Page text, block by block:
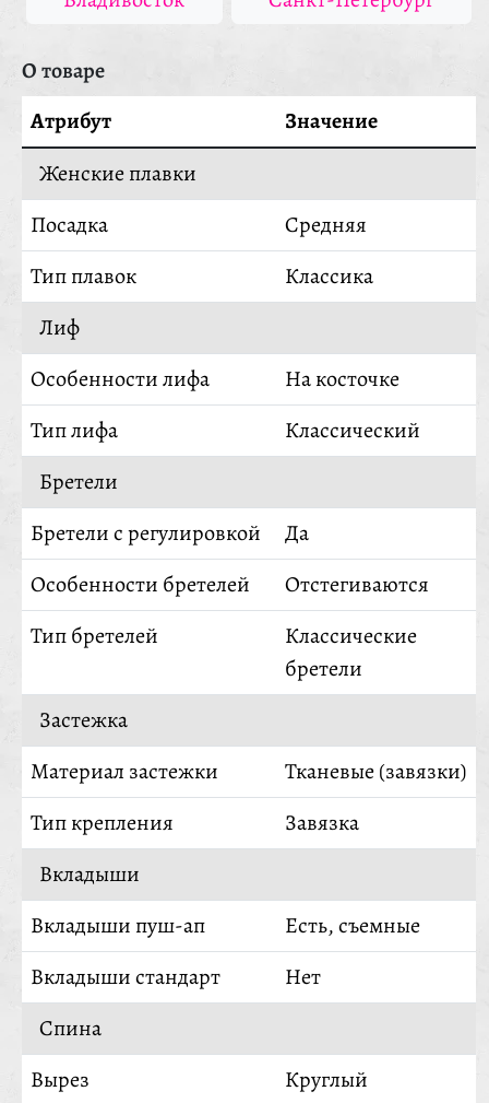
О товаре
Атрибут
Значение
Женские плавки
Посадка
Средняя
Тип плавок
Классика
Лиф
Особенности лифа
На косточке
Тип лифа
Классический
Бретели
Бретели с регулировкой
Да
Особенности бретелей
Отстегиваются
Тип бретелей
Классические
бретели
Застежка
Материал застежки
Тканевые (завязки)
Тип крепления
Завязка
Вкладыши
Вкладыши пуш-ап
Есть, съемные
Вкладыши стандарт
Нет
Спина
Вырез
Круглый